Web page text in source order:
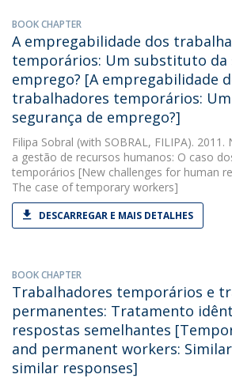
BOOK CHAPTER
A empregabilidade dos
temporários: Um substituto da
emprego? [A empregabilidade
trabalhadores temporários:
segurança de emprego?]
Filipa Sobral (with SOBRAL, FILIPA).
a gestão de recursos humanos: O caso
temporários [New challenges for human
The case of temporary workers]
DESCARREGAR E MAIS DETALHES
BOOK CHAPTER
Trabalhadores temporários e
permanentes: Tratamento
respostas semelhantes
and permanent workers:
similar responses]